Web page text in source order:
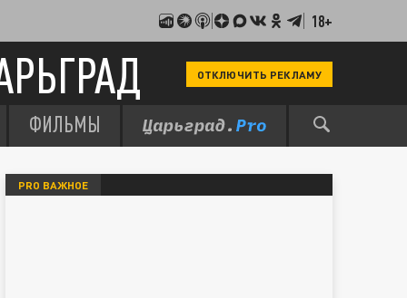
18+
ОТКЛЮЧИТЬ РЕКЛАМУ
ФИЛЬМЫ
PRO ВАЖНОЕ